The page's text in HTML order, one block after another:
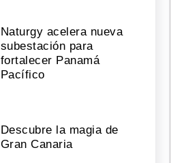
Naturgy acelera nueva
subestación para
fortalecer Panamá
Pacífico
Descubre la magia de
Gran Canaria